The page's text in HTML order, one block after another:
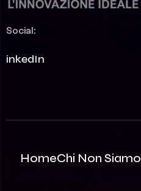
Social:
LinkedIn
HomeChi Non Siamo